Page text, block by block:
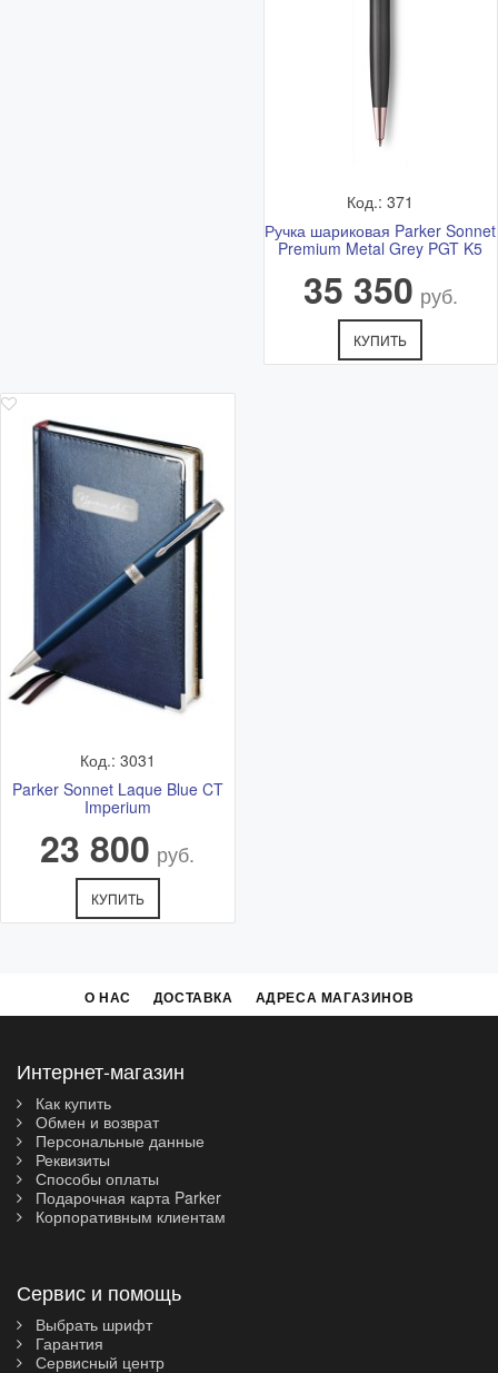
Код.: 371
Ручка шариковая Parker Sonnet
Premium Metal Grey PGT K5
35 350 руб.
КУПИТЬ
Код.: 3031
Parker Sonnet Laque Blue CT
Imperium
23 800 руб.
КУПИТЬ
О НАС ДОСТАВКА АДРЕСА МАГАЗИНОВ
Интернет-магазин
Как купить
Обмен и возврат
Персональные данные
Реквизиты
Способы оплаты
Подарочная карта Parker
Корпоративным клиентам
Сервис и помощь
Выбрать шрифт
Гарантия
Сервисный центр